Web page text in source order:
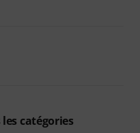
catégories